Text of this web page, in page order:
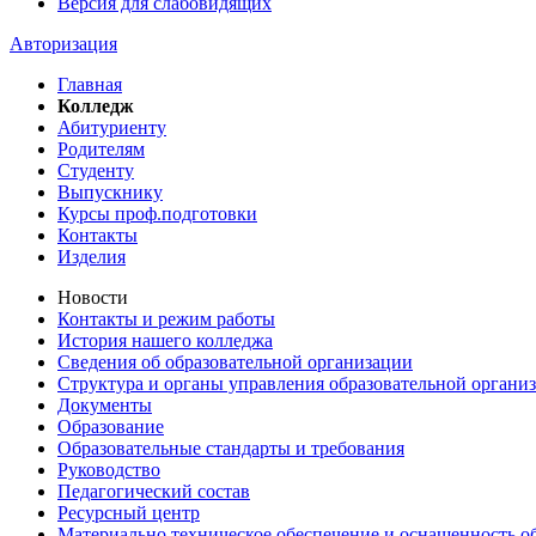
Авторизация
Главная
Колледж
Абитуриенту
Родителям
Студенту
Выпускнику
Курсы проф.подготовки
Контакты
Изделия
Новости
Контакты и режим работы
История нашего колледжа
Сведения об образовательной организации
Структура и органы управления образовательной
Документы
Образование
Образовательные стандарты и требования
Руководство
Педагогический состав
Ресурсный центр